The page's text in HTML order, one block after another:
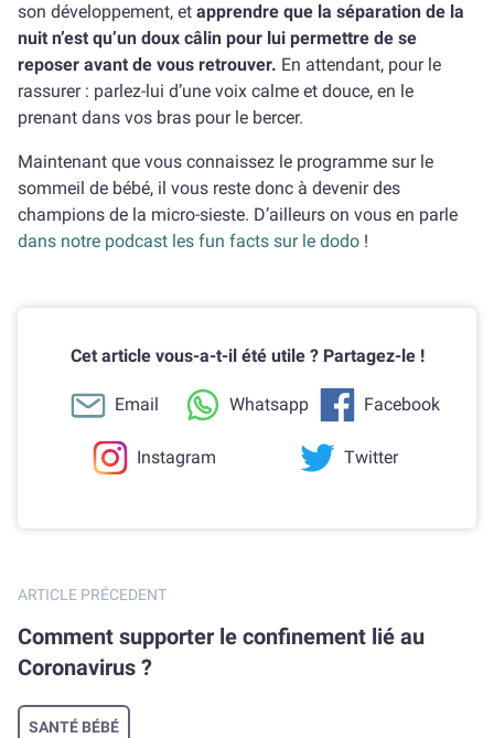
son développement, et apprendre que la séparation de la
nuit n’est qu’un doux câlin pour lui permettre de se
reposer avant de vous retrouver. En attendant, pour le
rassurer : parlez-lui d’une voix calme et douce, en le
prenant dans vos bras pour le bercer.
Maintenant que vous connaissez le programme sur le
sommeil de bébé, il vous reste donc à devenir des
champions de la micro-sieste. D’ailleurs on vous en parle
dans notre podcast les fun facts sur le dodo !
Cet article vous-a-t-il été utile ? Partagez-le !
Email Whatsapp Facebook
Instagram Twitter
ARTICLE PRÉCEDENT
Comment supporter le confinement lié au
Coronavirus ?
SANTÉ BÉBÉ